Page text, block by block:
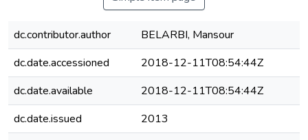
dc.contributor.author
BELARBI, Mansour
dc.date.accessioned
2018-12-11T08:54:44Z
dc.date.available
2018-12-11T08:54:44Z
dc.date.issued
2013